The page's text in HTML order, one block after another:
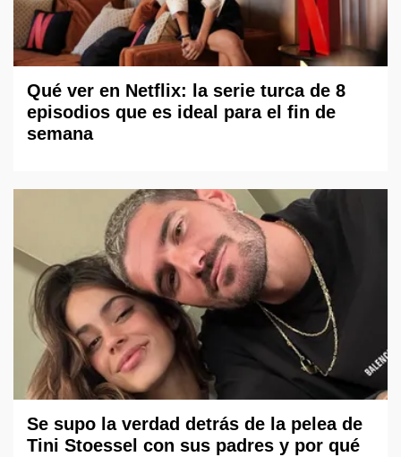
Qué ver en Netflix: la serie turca de 8
episodios que es ideal para el fin de
semana
Se supo la verdad detrás de la pelea de
Tini Stoessel con sus padres y por qué